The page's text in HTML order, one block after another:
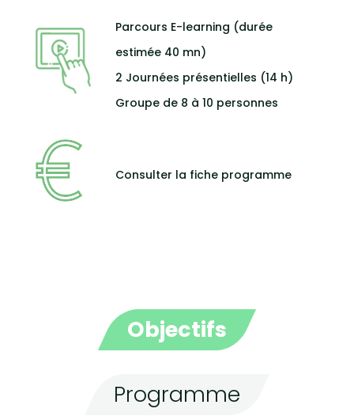
Parcours E-learning (durée
estimée 40 mn)
2 Journées présentielles (14 h)
Groupe de 8 à 10 personnes
Consulter la fiche programme
Objectifs
Programme